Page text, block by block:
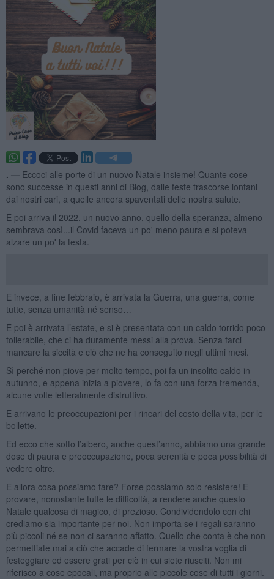
. — Eccoci alle porte di un nuovo Natale insieme! Quante cose
sono successe in questi anni di Blog, dalle feste trascorse lontani
dai nostri cari, a quelle ancora spaventati delle nostra salute.
E poi arriva il 2022, un nuovo anno, quello della speranza, almeno
sembrava così...il Covid faceva un po' meno paura e si poteva
alzare un po' la testa.
E invece, a fine febbraio, è arrivata la Guerra, una guerra, come
tutte, senza umanità né senso…
E poi è arrivata l’estate, e si è presentata con un caldo torrido poco
tollerabile, che ci ha duramente messi alla prova. Senza farci
mancare la siccità e ciò che ne ha conseguito negli ultimi mesi.
Sì perché non piove per molto tempo, poi fa un insolito caldo in
autunno, e appena inizia a piovere, lo fa con una forza tremenda,
alcune volte letteralmente distruttivo.
E arrivano le preoccupazioni per i rincari del costo della vita, per le
bollette.
Ed ecco che sotto l’albero, anche quest’anno, abbiamo una grande
dose di paura e preoccupazione, poca serenità e poca possibilità di
vedere oltre.
E allora cosa possiamo fare? Forse possiamo solo resistere! E
provare, nonostante tutte le difficoltà, a rendere anche questo
Natale qualcosa di magico, di prezioso. Condividendolo con chi
crediamo sia importante per noi. Non importa se i regali saranno
più piccoli né se non ci saranno affatto. Quello che conta è che non
permettiate mai a ciò che accade di fermare la vostra voglia di
festeggiare ed essere grati per ciò in cui siete riusciti. Non mi
riferisco a cose epocali, ma proprio alle piccole cose di tutti i giorni.